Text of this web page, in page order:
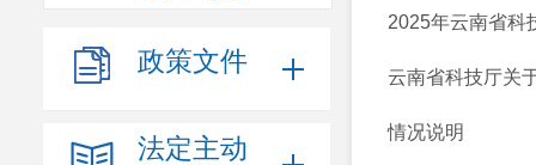
政策文件
法定主动
2025年云南省科
云南省科技厅关
情况说明